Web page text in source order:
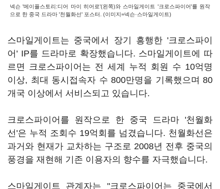
넥슨 '메이플스토리:디어 마이 히어로'(왼쪽)와 스마일게이트 '크로스파이어'를 원작
으로 한 중국 드라마 '천월화선' 포스터. (이미지=넥슨·스마일게이트)
스마일게이트는 중국에서 장기 흥행한 '크로스파이
어' IP를 드라마로 확장했습니다. 스마일게이트에 따
르면 크로스파이어는 전 세계 누적 회원 수 10억명
이상, 최대 동시접속자 수 800만명을 기록했으며 80
개국 이상에서 서비스되고 있습니다.
크로스파이어를 원작으로 한 중국 드라마 '천월화
선'은 누적 조회수 19억회를 넘겼습니다. 천월화선은
과거와 현재가 교차하는 구조로 2008년 전후 중국의
풍경을 재현해 기존 이용자의 향수를 자극했습니다.
스마일게이트 관계자는 "크로스파이어는 중국에서